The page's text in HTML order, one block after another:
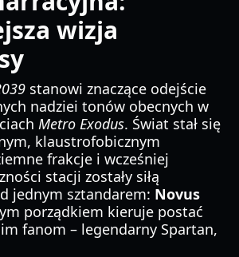
wizja
stanowi znaczące odejście
nadziei tonów obecnych w
Metro Exodus. Świat stał się
klaustrofobicznym
frakcje i wcześniej
stacji zostały siłą
jednym sztandarem: Novus
porządkiem kieruje postać
fanom – legendarny Spartan,